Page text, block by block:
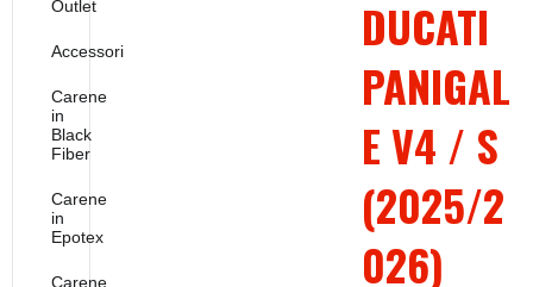
DUCATI
PANIGAL
E V4 / S
(2025/2
026)
Outlet
Accessori
Carene
in
Black
Fiber
Carene
in
Epotex
Carene